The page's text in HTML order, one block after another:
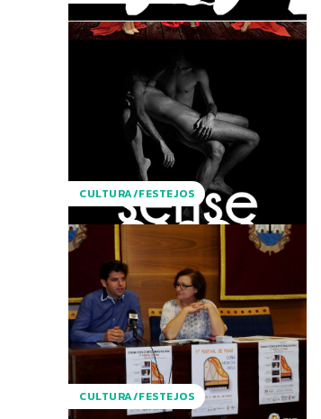
CULTURA/FESTEJOS
CULTURA/FESTEJOS